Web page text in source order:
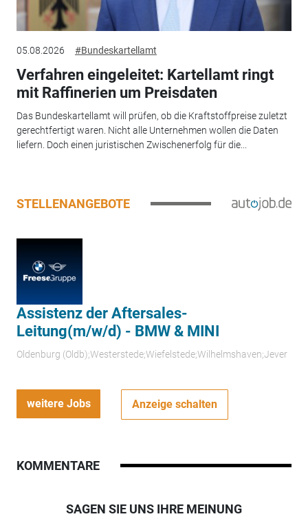
05.08.2026 #Bundeskartellamt
Verfahren eingeleitet: Kartellamt ringt
mit Raffinerien um Preisdaten
Das Bundeskartellamt will prüfen, ob die Kraftstoffpreise zuletzt
gerechtfertigt waren. Nicht alle Unternehmen wollen die Daten
liefern. Doch einen juristischen Zwischenerfolg für die...
STELLENANGEBOTE
Assistenz der Aftersales-
Leitung(m/w/d) - BMW & MINI
Oldenburg (Oldb);Westerstede;Wiefelstede;Wilhelmshaven;Jever
weitere Jobs Anzeige schalten
KOMMENTARE
SAGEN SIE UNS IHRE MEINUNG